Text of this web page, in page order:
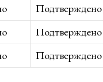
Подтверждено
Подтверждено
Подтверждено